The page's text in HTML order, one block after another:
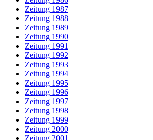
Zeitung 1987
Zeitung 1988
Zeitung 1989
Zeitung 1990
Zeitung 1991
Zeitung 1992
Zeitung 1993
Zeitung 1994
Zeitung 1995
Zeitung 1996
Zeitung 1997
Zeitung 1998
Zeitung 1999
Zeitung 2000
Zeitung 2001